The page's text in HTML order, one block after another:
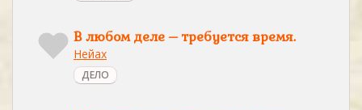
В любом деле – требуется время.
Нейах
ДЕЛО